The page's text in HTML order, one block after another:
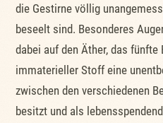
die Gestirne völlig
beseelt sind. Besonderes
dabei auf den Äther, das fünfte
immaterieller Stoff eine
zwischen den verschiedenen
besitzt und als